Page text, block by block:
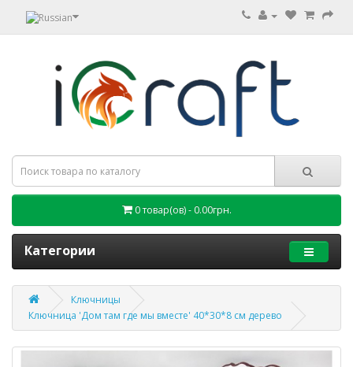
0 товар(ов) - 0.00грн.
Категории
Ключницы
Ключница 'Дом там где мы вместе' 40*30*8 см дерево